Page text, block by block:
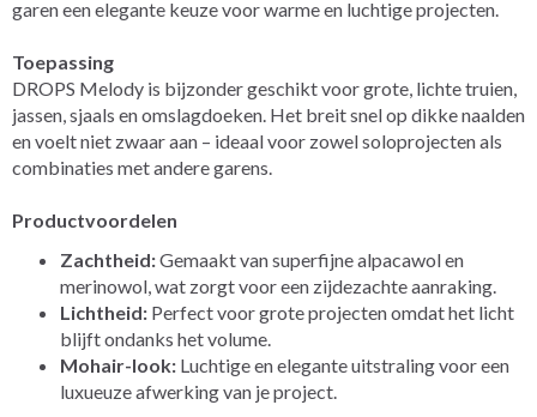
garen een elegante keuze voor warme en luchtige projecten.
Toepassing
DROPS Melody is bijzonder geschikt voor grote, lichte truien,
jassen, sjaals en omslagdoeken. Het breit snel op dikke naalden
en voelt niet zwaar aan – ideaal voor zowel soloprojecten als
combinaties met andere garens.
Productvoordelen
Zachtheid:Gemaakt van superfijne alpacawol en
merinowol, wat zorgt voor een zijdezachte aanraking.
Lichtheid: Perfect voor grote projecten omdat het licht
blijft ondanks het volume.
Mohair-look: Luchtige en elegante uitstraling voor een
luxueuze afwerking van je project.